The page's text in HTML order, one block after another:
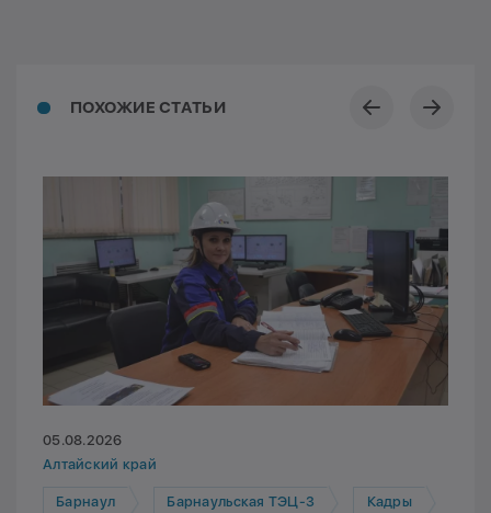
ПОХОЖИЕ СТАТЬИ
05.08.2026
Алтайский край
Барнаул Барнаульская ТЭЦ-3 Кадры